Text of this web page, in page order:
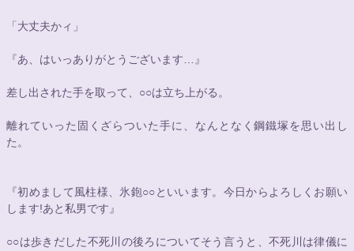
「大丈夫かィ」
『あ、はいっありがとうございます…』
差し出された手を取って、 ○○は立ち上がる。
離れていった固くざらついた手に、なんとなく鋼鐵塚を思い出し
た。
『初めまして風柱様、氷鉋○○といいます。今日からよろしくお願い
します!あと私男です』
○○は歩きだした不死川の後ろについてそう言うと、不死川は律儀に